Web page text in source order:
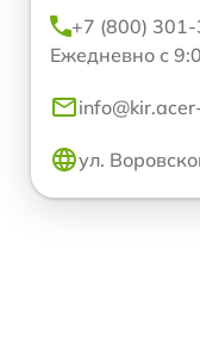
+7 (800)
Ежедневно с
ул.